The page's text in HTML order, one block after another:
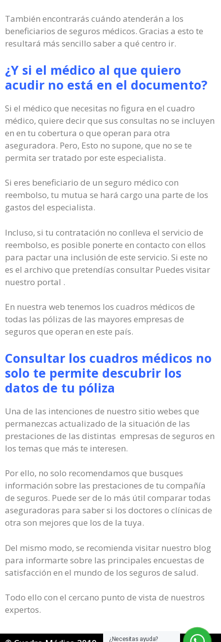
¿Necesitas ayuda?
También encontrarás cuándo atenderán a los
beneficiarios de seguros médicos. Gracias a esto te
resultará más sencillo saber a qué centro ir.
¿Y si el médico al que quiero
acudir no está en el documento?
Si el médico que necesitas no figura en el cuadro
médico, quiere decir que sus consultas no se incluyen
en en tu cobertura o que operan para otra
aseguradora. Pero, Esto no supone, que no se te
permita ser tratado por este especialista.
Si eres beneficiario de un seguro médico con
reembolso, tu mutua se hará cargo una parte de los
gastos del especialista.
Incluso, si tu contratación no conlleva el servicio de
reembolso, es posible ponerte en contacto con ellos
para pactar una inclusión de este servicio. Si este no
es el archivo que pretendías consultar Puedes visitar
nuestro portal .
En nuestra web tenemos los cuadros médicos de
todas las pólizas de las mayores empresas de
seguros que operan en este país.
Consultar los cuadros médicos no
solo te permite descubrir los
datos de tu póliza
Una de las intenciones de nuestro sitio webes que
permanezcas actualizado de la situación de las
prestaciones de las distintas empresas de seguros en
los temas que más te interesen.
Por ello, no solo recomendamos que busques
información sobre las prestaciones de tu compañía
de seguros. Puede ser de lo más útil comparar todas
aseguradoras para saber si los doctores o clínicas de
otra son mejores que los de la tuya.
Del mismo modo, se recomienda visitar nuestro blog
para informarte sobre las principales encuestas de
satisfacción en el mundo de los seguros de salud.
Todo ello con el cercano punto de vista de nuestros
expertos.